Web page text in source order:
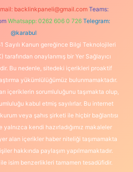
backlinkpaneli@gmail.com Teams:
Whatsapp: 0262 606 0 726 Telegram:
@karabul
Sayılı Kanun gereğince Bilgi Teknolojileri
onaylanmış bir Yer Sağlayıcı
Bu nedenle, sitedeki içerikleri proaktif
yükümlülüğümüz bulunmamaktadır.
içeriklerin sorumluluğunu taşımakta olup,
kabul etmiş sayılırlar. Bu internet
veya şahıs şirketi ile hiçbir bağlantısı
yalnızca kendi hazırladığımız makaleler
alan içerikler haber niteliği taşımamakta
hakkında paylaşım yapılmamaktadır.
isim benzerlikleri tamamen tesadüfidir.